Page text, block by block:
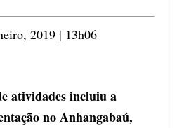
2019 | 13h06
atividades incluiu a
no Anhangabaú,